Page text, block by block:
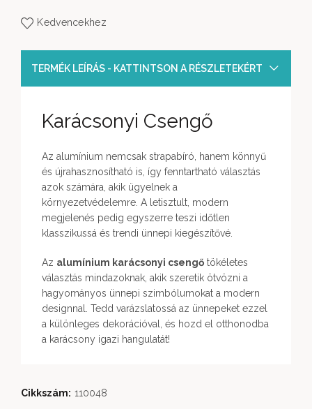
Kedvencekhez
TERMÉK LEÍRÁS - KATTINTSON A RÉSZLETEKÉRT
Karácsonyi Csengő
Az alumínium nemcsak strapabíró, hanem könnyű
és újrahasznosítható is, így fenntartható választás
azok számára, akik ügyelnek a
környezetvédelemre. A letisztult, modern
megjelenés pedig egyszerre teszi időtlen
klasszikussá és trendi ünnepi kiegészítővé.
Az alumínium karácsonyi csengő tökéletes
választás mindazoknak, akik szeretik ötvözni a
hagyományos ünnepi szimbólumokat a modern
designnal. Tedd varázslatossá az ünnepeket ezzel
a különleges dekorációval, és hozd el otthonodba
a karácsony igazi hangulatát!
Cikkszám: 110048